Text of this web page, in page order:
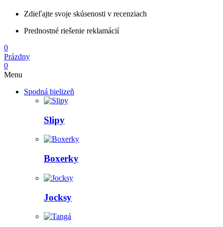
Zdieľajte svoje skúsenosti v recenziach
Prednostné riešenie reklamácií
0
Prázdny
0
Menu
Spodná bielizeň
Slipy
Boxerky
Jocksy